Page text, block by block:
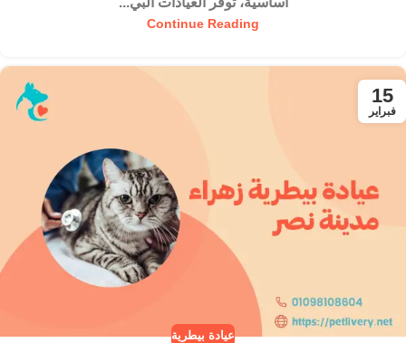
Continue Reading
15
فبراير
عيادة بيطرية